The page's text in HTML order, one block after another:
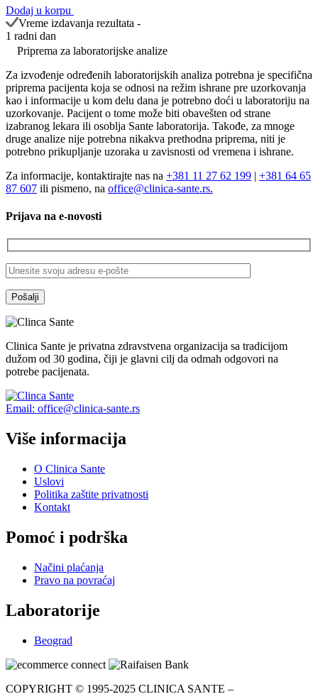
је
била:
200,00 RSD.
170,00 RSD.
Dodaj u korpu
Vreme izdavanja rezultata -
1 radni dan
Priprema za laboratorijske analize
Za izvođenje određenih laboratorijskih analiza potrebna je specifična
priprema pacijenta koja se odnosi na režim ishrane pre uzorkovanja
kao i informacije u kom delu dana je potrebno doći u laboratoriju na
uzorkovanje. Pacijent o tome može biti obavešten od strane
izabranog lekara ili osoblja Sante laboratorija. Takođe, za mnoge
druge analize nije potrebna nikakva prethodna priprema, niti je
potrebno prikupljanje uzoraka u zavisnosti od vremena i ishrane.
Za informacije, kontaktirajte nas na +381 11 27 62 199 | +381 64 65
87 607 ili pismeno, na office@clinica-sante.rs.
Prijava na e-novosti
Clinica Sante je privatna zdravstvena organizacija sa tradicijom
dužom od 30 godina, čiji je glavni cilj da odmah odgovori na
potrebe pacijenata.
Email: office@clinica-sante.rs
Više informacija
O Clinica Sante
Uslovi
Politika zaštite privatnosti
Kontakt
Pomoć i podrška
Načini plaćanja
Pravo na povraćaj
Laboratorije
Beograd
COPYRIGHT © 1995-2025 CLINICA SANTE –